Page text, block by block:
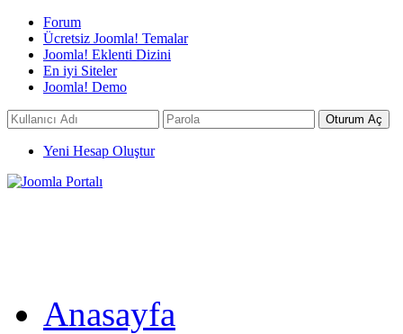
Forum
Ücretsiz Joomla! Temalar
Joomla! Eklenti Dizini
En iyi Siteler
Joomla! Demo
Yeni Hesap Oluştur
Anasayfa